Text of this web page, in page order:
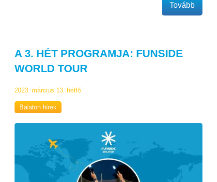
Tovább
A 3. HÉT PROGRAMJA: FUNSIDE
WORLD TOUR
2023. március 13. hétfő
Balaton hírek